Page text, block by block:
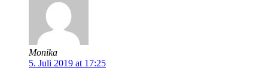
Monika
5. Juli 2019 at 17:25